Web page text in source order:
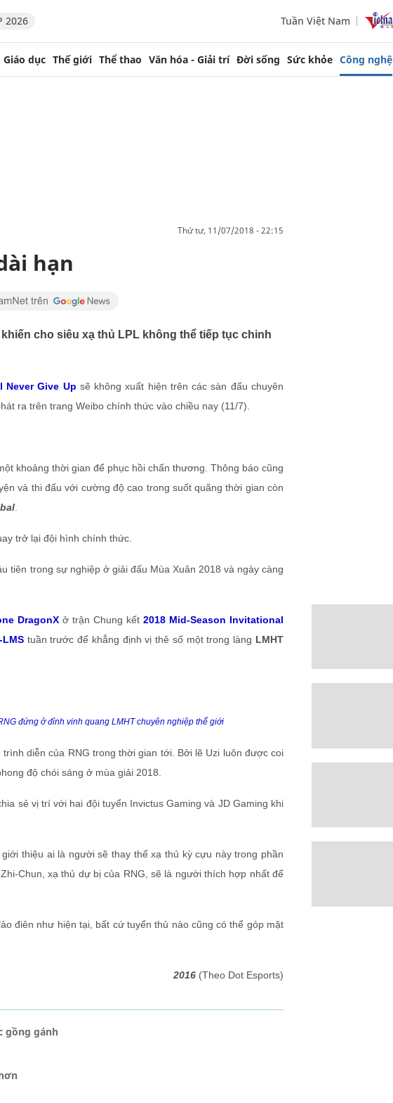
2026 Tuần Việt Nam
Giáo dục Thế giới Thể thao Văn hóa - Giải trí Đời sống Sức khỏe Công nghệ
thứ tư, 11/07/2018 - 22:15
hạn
cho siêu xạ thủ LPL không thể tiếp tục chinh
Never Give Up sẽ không xuất hiện trên các sàn đấu chuyên
ra trên trang Weibo chính thức vào chiều nay (11/7).
khoảng thời gian để phục hồi chấn thương. Thông báo cũng
và thi đấu với cường độ cao trong suốt quãng thời gian còn
trở lại đội hình chính thức.
tiên trong sự nghiệp ở giải đấu Mùa Xuân 2018 và ngày càng
DragonX ở trận Chung kết 2018 Mid-Season Invitational
tuần trước để khẳng định vị thê số một trong làng LMHT
đứng ở đỉnh vinh quang LMHT chuyên nghiệp thế giới
diễn của RNG trong thời gian tới. Bởi lẽ Uzi luôn được coi
độ chói sáng ở mùa giải 2018.
chia sẻ vị trí với hai đội tuyển Invictus Gaming và JD Gaming khi
thiệu ai là người sẽ thay thế xạ thủ kỳ cựu này trong phần
Chun, xạ thủ dự bị của RNG, sẽ là người thích hợp nhất để
điên như hiện tại, bất cứ tuyển thủ nào cũng có thể góp mặt
2016 (Theo Dot Esports)
gồng gánh